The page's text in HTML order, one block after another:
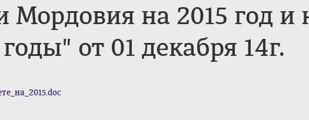
Мордовия на 2015 год
от 01 декабря 14г.